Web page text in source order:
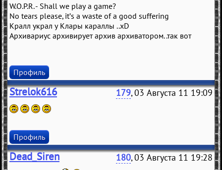
W.O.P.R. - Shall we play a game?
No tears please, it’s a waste of a good suffering
Кралл украл у Клары караллы ..xD
Архивариус архивирует архив архиватором..так вот
Профиль
Strelok616 179, 03 Августа 11 19:09
Профиль
Dead_Siren 180, 03 Августа 11 19:28